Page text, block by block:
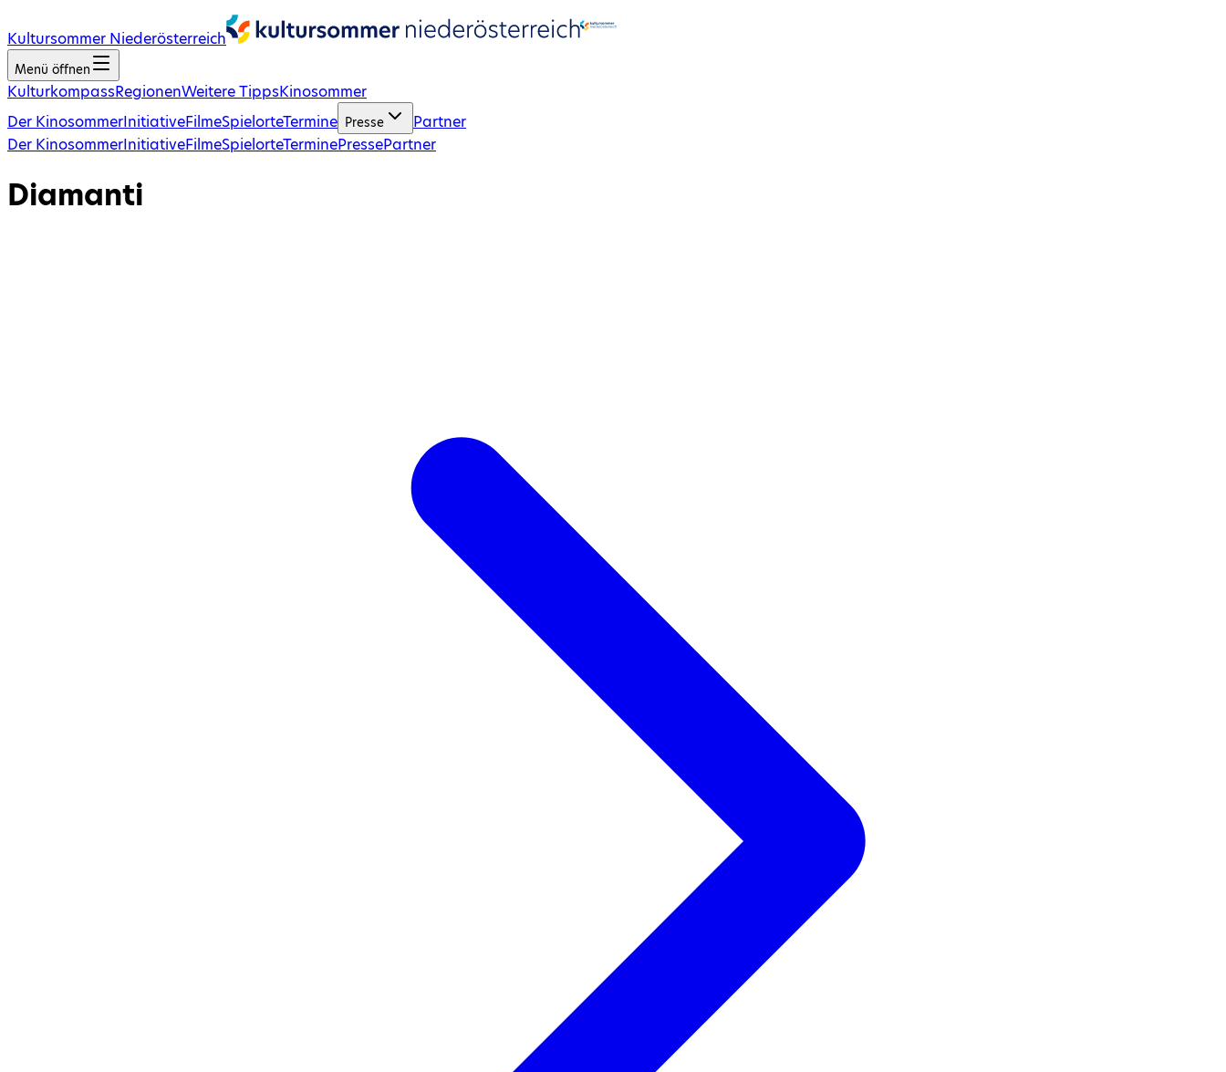
Kultursommer Niederösterreich
Menü öffnen
KulturkompassRegionenWeitere TippsKinosommer
Der KinosommerInitiativeFilmeSpielorteTermine Presse
Partner
Der KinosommerInitiativeFilmeSpielorteTerminePressePartner
Diamanti